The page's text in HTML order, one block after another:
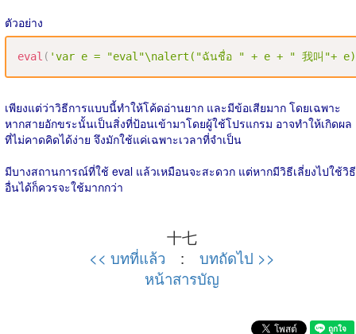
ตัวอย่าง
eval ( 'var e = "eval"\nalert("ฉันชื่อ " + e + " 我叫"+
เพียงแต่ว่าวิธีการแบบนี้ทำให้โค้ดอ่านยาก และมีข้อเสียมาก โดยเฉพาะ
หากสายอักขระนั้นเป็นสิ่งที่ป้อนเข้ามาโดยผู้ใช้โปรแกรม อาจทำให้เกิดผล
ที่ไม่คาดคิดได้ง่าย จึงมักใช้แค่เฉพาะเวลาที่จำเป็น
มีบางสถานการณ์ที่ใช้ eval แล้วเหมือนจะสะดวก แต่หากมีวิธีเลี่ยงไปใช้วิธี
อื่นได้ก็ควรจะใช้มากกว่า
十七
<< บทที่แล้ว : บทถัดไป >>
หน้าสารบัญ